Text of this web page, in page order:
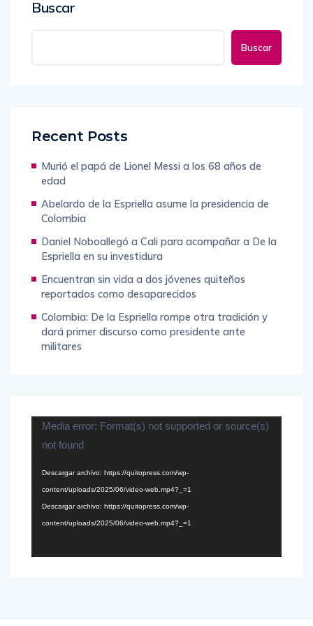
Buscar
Buscar
Recent Posts
Murió el papá de Lionel Messi a los 68 años de
edad
Abelardo de la Espriella asume la presidencia de
Colombia
Daniel Noboallegó a Cali para acompañar a De la
Espriella en su investidura
Encuentran sin vida a dos jóvenes quiteños
reportados como desaparecidos
Colombia: De la Espriella rompe otra tradición y
dará primer discurso como presidente ante
militares
Reproductor
de
Media error: Format(s) not supported or source(s)
not found
Descargar archivo: https://quitopress.com/wp-
content/uploads/2025/06/video-web.mp4?_=1
Descargar archivo: https://quitopress.com/wp-
content/uploads/2025/06/video-web.mp4?_=1